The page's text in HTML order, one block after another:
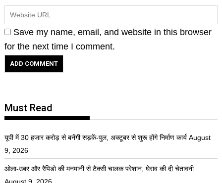
Save my name, email, and website in this browser
for the next time I comment.
Must Read
यूपी में 30 हजार करोड़ से बनेंगी सड़कें-पुल, अक्टूबर से शुरू होंगे निर्माण कार्य August
9, 2026
ओला-उबर और रैपिडो की मनमानी से टैक्सी चालक परेशान, घेराव की दी चेतावनी